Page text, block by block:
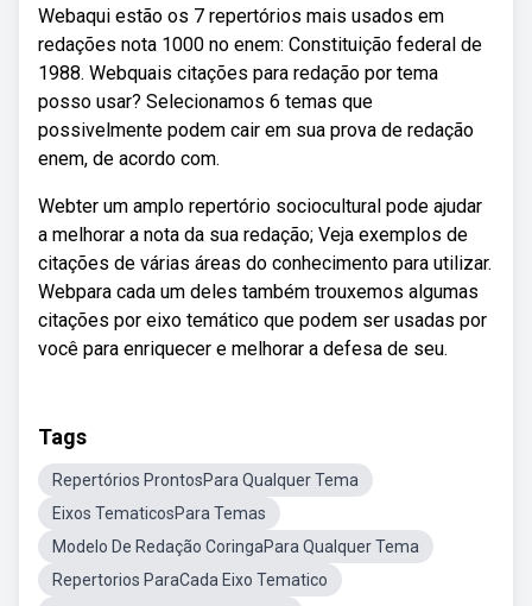
Webaqui estão os 7 repertórios mais usados em
redações nota 1000 no enem: Constituição federal de
1988. Webquais citações para redação por tema
posso usar? Selecionamos 6 temas que
possivelmente podem cair em sua prova de redação
enem, de acordo com.
Webter um amplo repertório sociocultural pode ajudar
a melhorar a nota da sua redação; Veja exemplos de
citações de várias áreas do conhecimento para utilizar.
Webpara cada um deles também trouxemos algumas
citações por eixo temático que podem ser usadas por
você para enriquecer e melhorar a defesa de seu.
Tags
Repertórios ProntosPara Qualquer Tema
Eixos TematicosPara Temas
Modelo De Redação CoringaPara Qualquer Tema
Repertorios ParaCada Eixo Tematico